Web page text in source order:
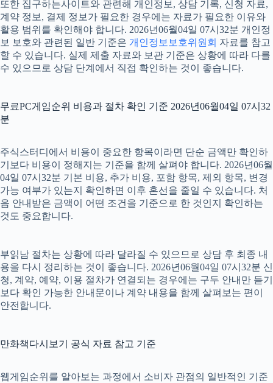
또한 집구하는사이트와 관련해 개인정보, 상담 기록, 신청 자료,
계약 정보, 결제 정보가 필요한 경우에는 자료가 필요한 이유와
활용 범위를 확인해야 합니다. 2026년06월04일 07시32분 개인정
보 보호와 관련된 일반 기준은 개인정보보호위원회 자료를 참고
할 수 있습니다. 실제 제출 자료와 보관 기준은 상황에 따라 다를
수 있으므로 상담 단계에서 직접 확인하는 것이 좋습니다.
무료PC게임순위 비용과 절차 확인 기준 2026년06월04일 07시32
분
주식스터디에서 비용이 중요한 항목이라면 단순 금액만 확인하
기보다 비용이 정해지는 기준을 함께 살펴야 합니다. 2026년06월
04일 07시32분 기본 비용, 추가 비용, 포함 항목, 제외 항목, 변경
가능 여부가 있는지 확인하면 이후 혼선을 줄일 수 있습니다. 처
음 안내받은 금액이 어떤 조건을 기준으로 한 것인지 확인하는
것도 중요합니다.
부읽남 절차는 상황에 따라 달라질 수 있으므로 상담 후 최종 내
용을 다시 정리하는 것이 좋습니다. 2026년06월04일 07시32분 신
청, 계약, 예약, 이용 절차가 연결되는 경우에는 구두 안내만 듣기
보다 확인 가능한 안내문이나 계약 내용을 함께 살펴보는 편이
안전합니다.
만화책다시보기 공식 자료 참고 기준
웹게임순위를 알아보는 과정에서 소비자 관점의 일반적인 기준